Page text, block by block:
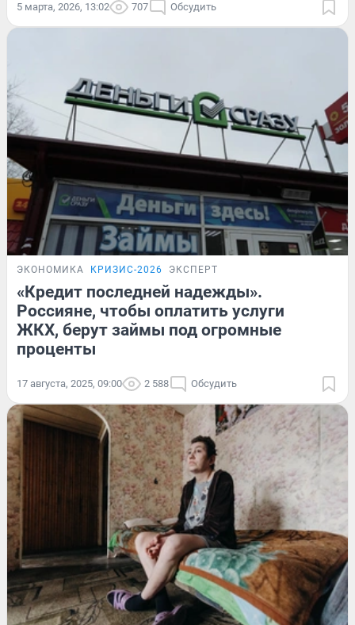
5 марта, 2026, 13:02 707 Обсудить
ЭКОНОМИКА КРИЗИС-2026 ЭКСПЕРТ
«Кредит последней надежды».
Россияне, чтобы оплатить услуги
ЖКХ, берут займы под огромные
проценты
17 августа, 2025, 09:00 2 588 Обсудить